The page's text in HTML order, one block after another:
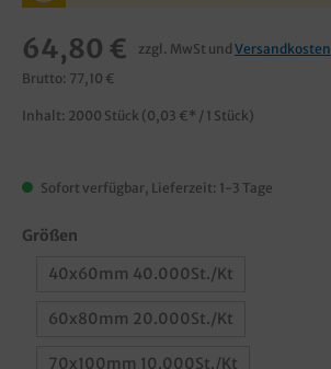
64,80 € zzgl. MwSt und Versandkosten
Brutto: 77,10 €
Inhalt: 2000 Stück (0,03 €* / 1 Stück)
Sofort verfügbar, Lieferzeit: 1-3 Tage
Größen
40x60mm 40.000St./Kt
60x80mm 20.000St./Kt
70x100mm 10.000St./Kt